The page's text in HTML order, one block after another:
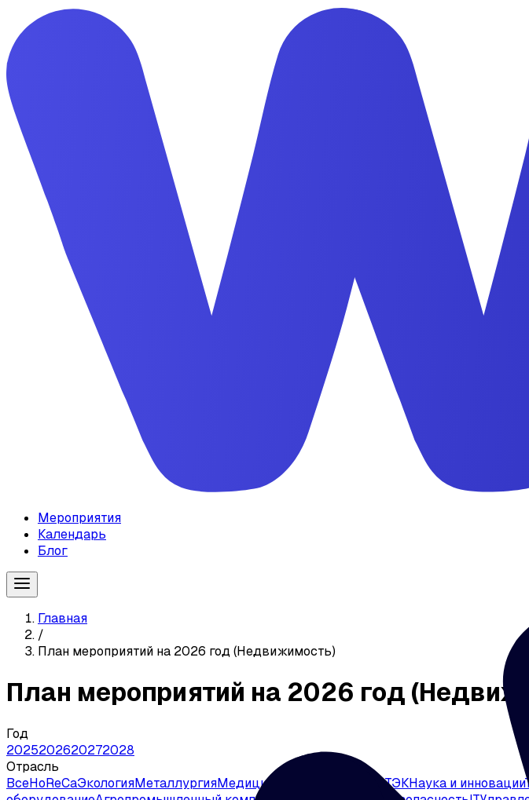
Мероприятия
Календарь
Блог
Главная
/
План мероприятий на 2026 год (Недвижимость)
План мероприятий на 2026 год
Год
2025202620272028
Отрасль
ВсеHoReCaЭкологияМеталлургияМедицина и фармацевтикаТЭКНаука и инновации